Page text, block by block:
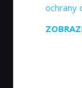
ochrany